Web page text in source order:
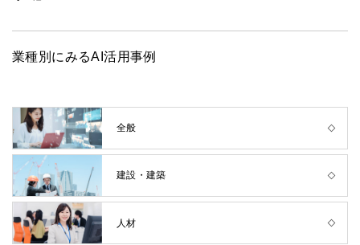
業種別にみるAI活用事例
全般
建設・建築
人材